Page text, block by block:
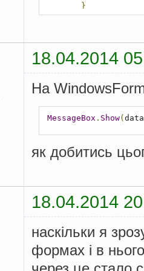
}
List
quantity = i.q});
            dg
.
}
string
                e
.
}
18.04.2014
На
MessageBox . Show(
як добитись
18.04.2014
наскільки я
формах і в